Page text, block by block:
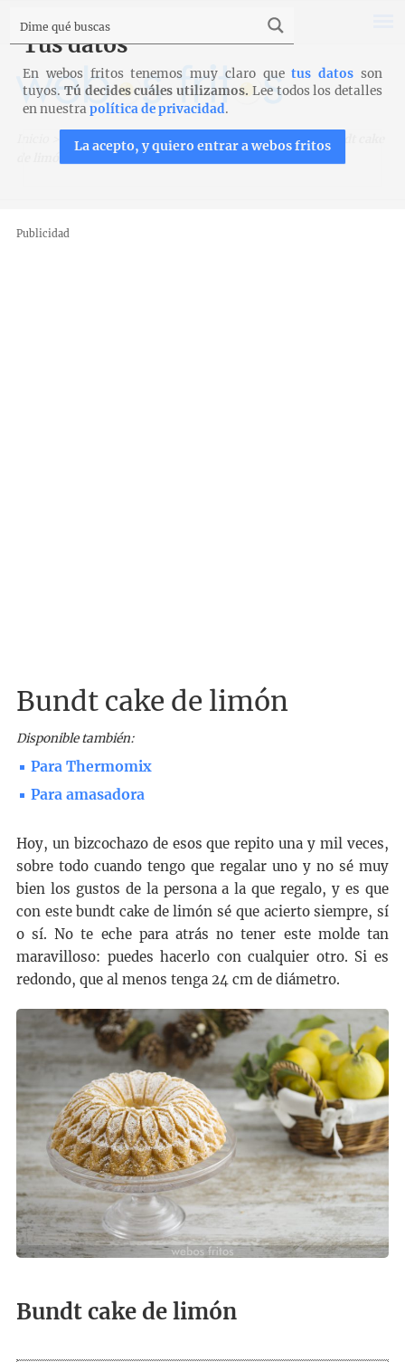
Recetas Bizcochos, magdalenas y galletas >
Publicidad
Bundt cake de limón
Disponible también:
Para Thermomix
Para amasadora
Hoy, un bizcochazo de esos que repito una y mil veces,
sobre todo cuando tengo que regalar uno y no sé muy
bien los gustos de la persona a la que regalo, y es que
con este bundt cake de limón sé que acierto siempre, sí
o sí. No te eche para atrás no tener este molde tan
maravilloso: puedes hacerlo con cualquier otro. Si es
redondo, que al menos tenga 24 cm de diámetro.
Bundt cake de limón
Tus datos
En webos fritos tenemos muy claro quetus datos son
tuyos. Tú decides cuáles utilizamos. Lee todos los detalles
en nuestrapolítica de privacidad.
La acepto, y quiero entrar a webos fritos